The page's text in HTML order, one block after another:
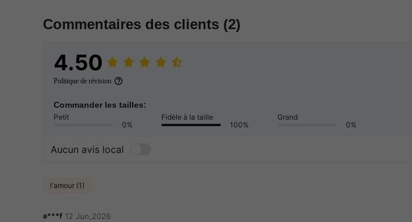
Commentaires des clients (2)
4.50
Politique de révision
Commander les tailles:
Petit
0%
Fidèle à la taille
100%
Grand
0%
Aucun avis local
l'amour (1)
a***f 12 Jun,2026